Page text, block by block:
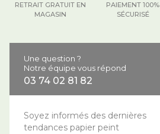
PAIEMENT 100%
SÉCURISÉ
RETRAIT GRATUIT EN
MAGASIN
Une question ?
Notre équipe vous répond
03 74 02 81 82
Soyez informés des dernières
tendances papier peint